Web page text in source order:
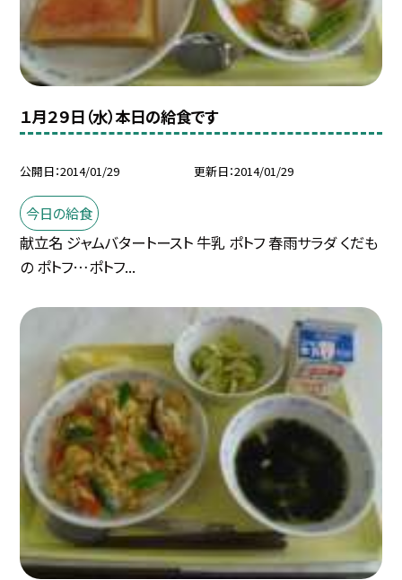
１月２９日（水）本日の給食です
公開日 2014/01/29 更新日 2014/01/29
今日の給食
献立名 ジャムバタートースト 牛乳 ポトフ 春雨サラダ くだも
の ポトフ…ポトフ...